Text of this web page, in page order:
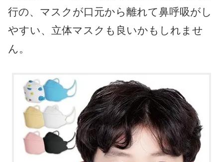
行の、マスクが口元から離れて鼻呼吸がし
やすい、立体マスクも良いかもしれませ
ん。